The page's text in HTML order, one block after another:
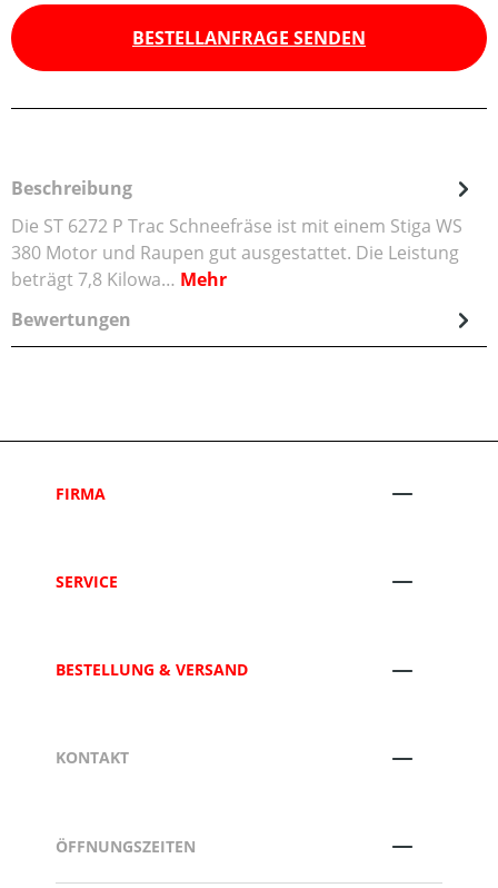
BESTELLANFRAGE SENDEN
Beschreibung
Die ST 6272 P Trac Schneefräse ist mit einem Stiga WS
380 Motor und Raupen gut ausgestattet. Die Leistung
beträgt 7,8 Kilowa… Mehr
Bewertungen
FIRMA
SERVICE
BESTELLUNG & VERSAND
KONTAKT
ÖFFNUNGSZEITEN